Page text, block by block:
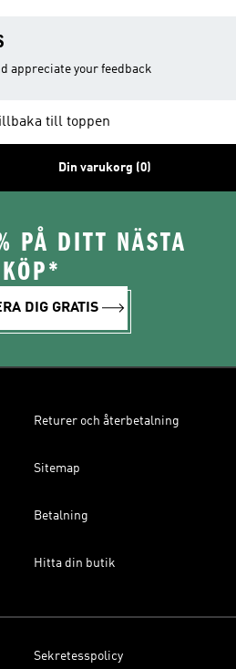
appreciate your feedback
till toppen
Din varukorg (0)
PÅ DITT NÄSTA
KÖP*
DIG GRATIS
Returer och återbetalning
Sitemap
Betalning
Hitta din butik
Sekretesspolicy